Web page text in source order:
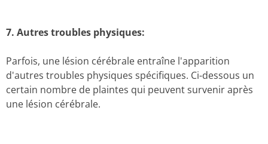
7. Autres troubles physiques:
Parfois, une lésion cérébrale entraîne l'apparition
d'autres troubles physiques spécifiques. Ci-dessous un
certain nombre de plaintes qui peuvent survenir après
une lésion cérébrale.